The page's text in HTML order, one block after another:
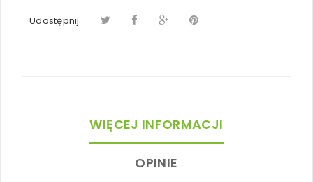
Udostępnij
WIĘCEJ INFORMACJI
OPINIE